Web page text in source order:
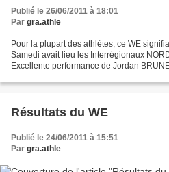
Publié le 26/06/2011 à 18:01
Par gra.athle
Pour la plupart des athlètes, ce WE
Samedi avait lieu les Interrégionaux
Excellente performance de Jordan
Résultats du WE
Publié le 24/06/2011 à 15:51
Par gra.athle